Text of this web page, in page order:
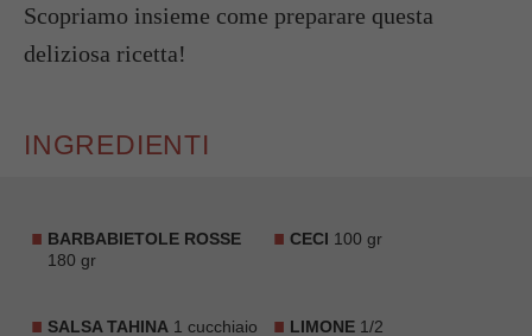
Scopriamo insieme come preparare questa
deliziosa ricetta!
INGREDIENTI
BARBABIETOLE ROSSE
180 gr
CECI 100 gr
SALSA TAHINA 1 cucchiaio LIMONE 1/2